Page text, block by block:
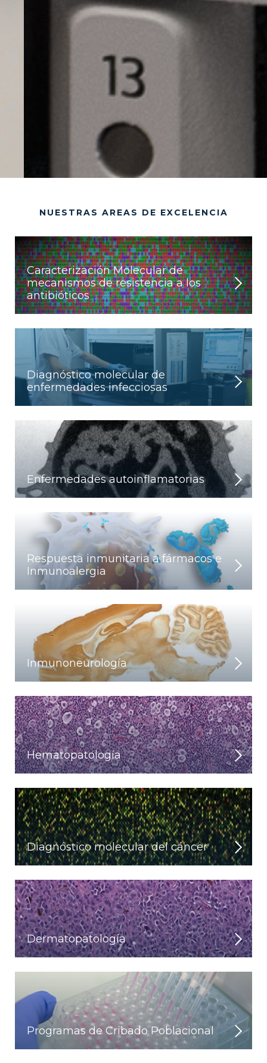
NUESTRAS AREAS DE EXCELENCIA
Caracterización Molecular de
mecanismos de resistencia a los
antibióticos
Diagnóstico molecular de
enfermedades infecciosas
Enfermedades autoinflamatorias
Respuesta inmunitaria a fármacos e
Inmunoalergia
Inmunoneurología
Hematopatología
Diagnóstico molecular del cáncer
Dermatopatología
Programas de Cribado Poblacional